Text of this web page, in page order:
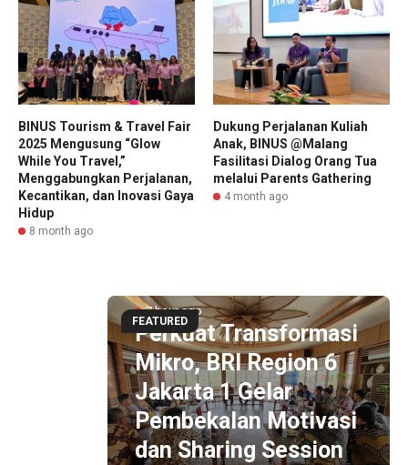
BINUS Tourism & Travel Fair
2025 Mengusung “Glow
While You Travel,”
Menggabungkan Perjalanan,
Kecantikan, dan Inovasi Gaya
Hidup
8 month ago
Dukung Perjalanan Kuliah
Anak, BINUS @Malang
Fasilitasi Dialog Orang Tua
melalui Parents Gathering
4 month ago
FEATURED
7 hour ago
Perkuat Transformasi
Mikro, BRI Region 6
Jakarta 1 Gelar
Pembekalan Motivasi
dan Sharing Session